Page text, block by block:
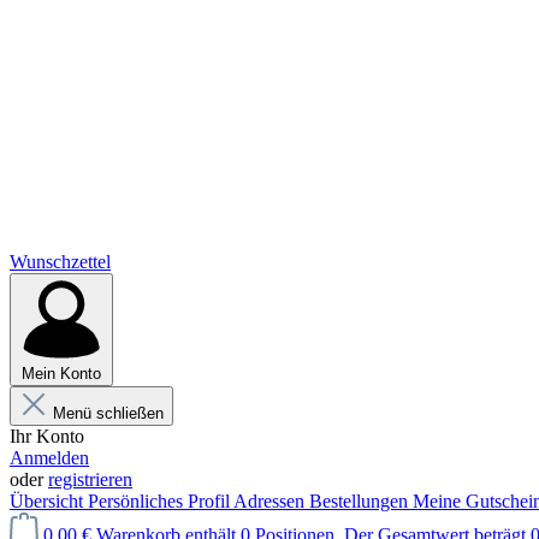
Wunschzettel
Mein Konto
Menü schließen
Ihr Konto
Anmelden
oderregistrieren
Übersicht Persönliches Profil Adressen Bestellungen Meine
0,00 € Warenkorb enthält 0 Positionen. Der Gesamtwert beträgt